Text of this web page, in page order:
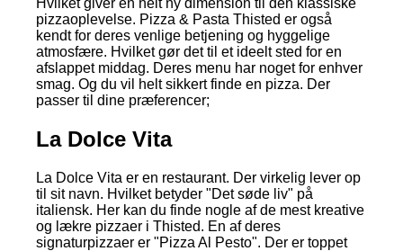
Hvilket giver en helt ny dimension til den klassiske
pizzaoplevelse. Pizza & Pasta Thisted er også
kendt for deres venlige betjening og hyggelige
atmosfære. Hvilket gør det til et ideelt sted for en
afslappet middag. Deres menu har noget for enhver
smag. Og du vil helt sikkert finde en pizza. Der
passer til dine præferencer;
La Dolce Vita
La Dolce Vita er en restaurant. Der virkelig lever op
til sit navn. Hvilket betyder "Det søde liv" på
italiensk. Her kan du finde nogle af de mest kreative
og lækre pizzaer i Thisted. En af deres
signaturpizzaer er "Pizza Al Pesto". Der er toppet